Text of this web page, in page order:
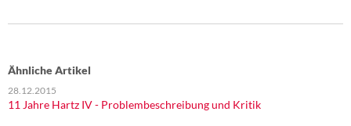
Ähnliche Artikel
28.12.2015
11 Jahre Hartz IV - Problembeschreibung und Kritik